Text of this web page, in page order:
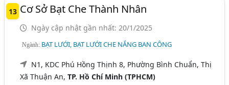
13 Cơ Sở Bạt Che Thành Nhân
Ngày cập nhật gần nhất: 20/1/2025
Ngành: BẠT LƯỚI, BẠT LƯỚI CHE NẮNG BAN CÔNG
N1, KDC Phú Hồng Thịnh 8, Phường Bình Chuẩn, Thị
Xã Thuận An,TP. Hồ Chí Minh (TPHCM)